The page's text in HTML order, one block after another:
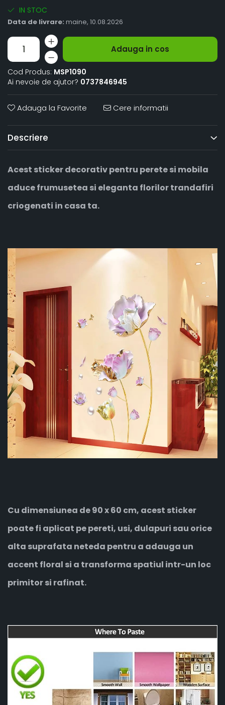
IN STOC
Data de livrare: maine, 10.08.2026
Adauga in cos
Cod Produs: MSP1090
Ai nevoie de ajutor? 0737846945
Adauga la Favorite Cere informatii
Descriere
Acest sticker decorativ pentru perete si mobila
aduce frumusetea si eleganta florilor trandafiri
criogenati in casa ta.
Cu dimensiunea de 90 x 60 cm, acest sticker
poate fi aplicat pe pereti, usi, dulapuri sau orice
alta suprafata neteda pentru a adauga un
accent floral si a transforma spatiul intr-un loc
primitor si rafinat.